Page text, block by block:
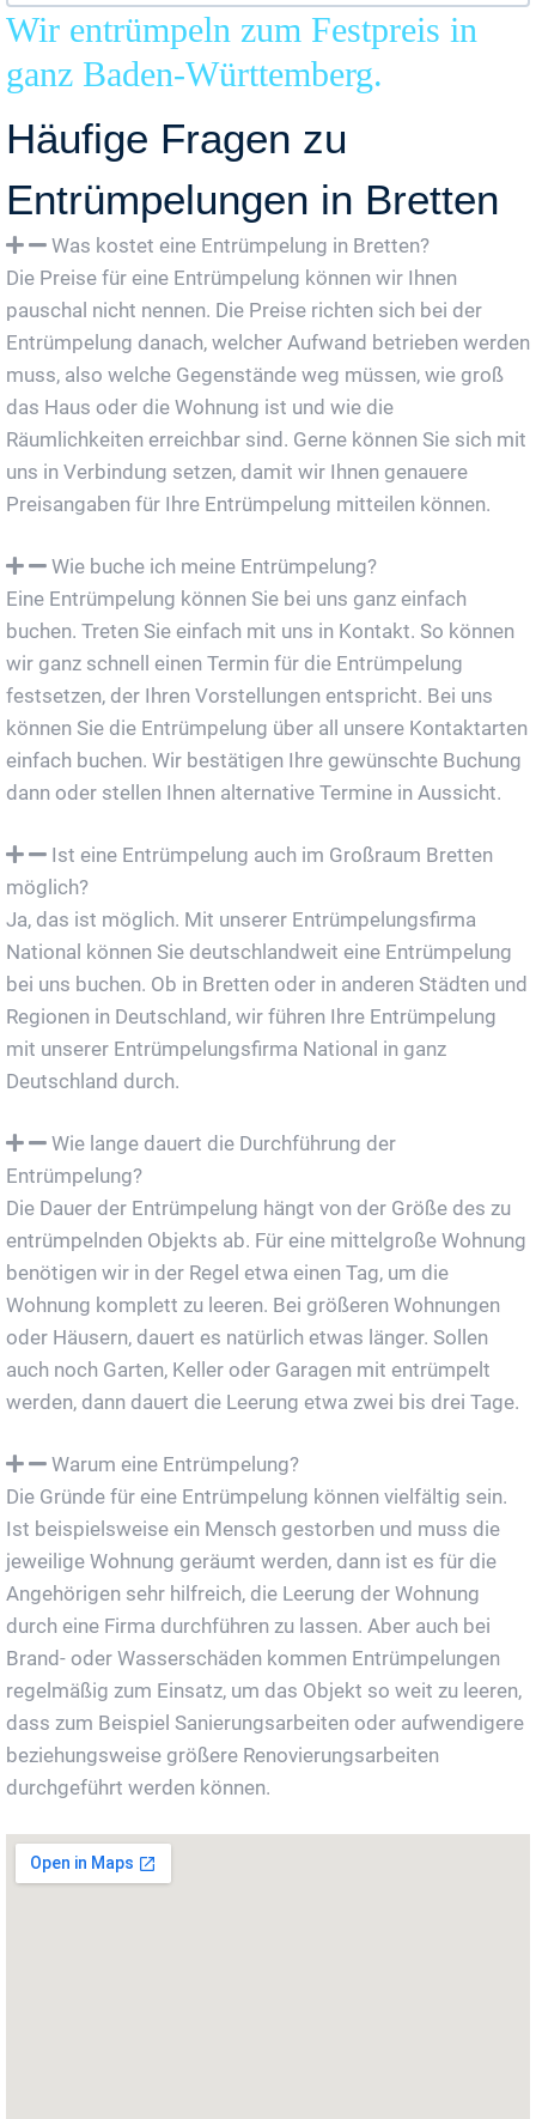
Wir entrümpeln zum Festpreis in
ganz Baden-Württemberg.
Häufige Fragen zu
Entrümpelungen in Bretten
Was kostet eine Entrümpelung in Bretten?
Die Preise für eine Entrümpelung können wir Ihnen
pauschal nicht nennen. Die Preise richten sich bei der
Entrümpelung danach, welcher Aufwand betrieben werden
muss, also welche Gegenstände weg müssen, wie groß
das Haus oder die Wohnung ist und wie die
Räumlichkeiten erreichbar sind. Gerne können Sie sich mit
uns in Verbindung setzen, damit wir Ihnen genauere
Preisangaben für Ihre Entrümpelung mitteilen können.
Wie buche ich meine Entrümpelung?
Eine Entrümpelung können Sie bei uns ganz einfach
buchen. Treten Sie einfach mit uns in Kontakt. So können
wir ganz schnell einen Termin für die Entrümpelung
festsetzen, der Ihren Vorstellungen entspricht. Bei uns
können Sie die Entrümpelung über all unsere Kontaktarten
einfach buchen. Wir bestätigen Ihre gewünschte Buchung
dann oder stellen Ihnen alternative Termine in Aussicht.
Ist eine Entrümpelung auch im Großraum Bretten
möglich?
Ja, das ist möglich. Mit unserer Entrümpelungsfirma
National können Sie deutschlandweit eine Entrümpelung
bei uns buchen. Ob in Bretten oder in anderen Städten und
Regionen in Deutschland, wir führen Ihre Entrümpelung
mit unserer Entrümpelungsfirma National in ganz
Deutschland durch.
Wie lange dauert die Durchführung der
Entrümpelung?
Die Dauer der Entrümpelung hängt von der Größe des zu
entrümpelnden Objekts ab. Für eine mittelgroße Wohnung
benötigen wir in der Regel etwa einen Tag, um die
Wohnung komplett zu leeren. Bei größeren Wohnungen
oder Häusern, dauert es natürlich etwas länger. Sollen
auch noch Garten, Keller oder Garagen mit entrümpelt
werden, dann dauert die Leerung etwa zwei bis drei Tage.
Warum eine Entrümpelung?
Die Gründe für eine Entrümpelung können vielfältig sein.
Ist beispielsweise ein Mensch gestorben und muss die
jeweilige Wohnung geräumt werden, dann ist es für die
Angehörigen sehr hilfreich, die Leerung der Wohnung
durch eine Firma durchführen zu lassen. Aber auch bei
Brand- oder Wasserschäden kommen Entrümpelungen
regelmäßig zum Einsatz, um das Objekt so weit zu leeren,
dass zum Beispiel Sanierungsarbeiten oder aufwendigere
beziehungsweise größere Renovierungsarbeiten
durchgeführt werden können.